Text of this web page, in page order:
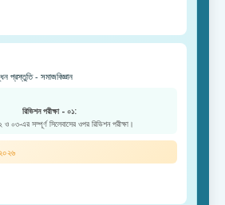
প্রস্তুতি - সমাজবিজ্ঞান
রিভিশন পরীক্ষা - ০১:
ও ০৩-এর সম্পূর্ণ সিলেবাসের ওপর রিভিশন পরীক্ষা।